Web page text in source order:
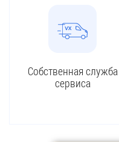
Собственная служба
сервиса